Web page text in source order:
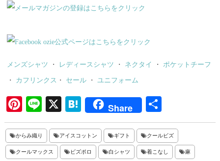
メンズシャツ ・ レディースシャツ ・ ネクタイ ・ ポケットチーフ
・ カフリンクス ・ セール・ ユニフォーム
Pi
nt
er
es
Li
ne
X
H
at
en
a
Share
有
からみ織り アイスコットン ギフト クールビズ
クールマックス ビズポロ 白シャツ 着こなし 麻